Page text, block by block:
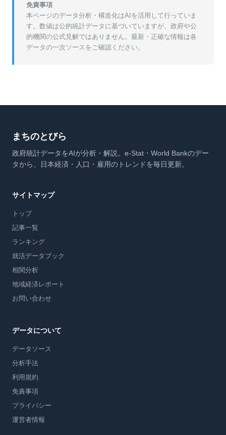
免責事項
本ページのデータ分析・構造化はAIを活用して行っていま
す。数値は公的統計データに基づいていますが、政府や公
的機関の公式見解ではありません。最新・正確な情報は各
データの一次ソースをご確認ください。
まちのとびら
政府統計データをAIが分析・解説。e-Stat・World Bankのデー
タから、日本経済・人口・雇用のトレンドを毎日更新。
サイトマップ
トップ
記事一覧
ランキング
就活データブック
相関分析
地域経済レポート
お問い合わせ
データについて
データソース
分析手法
利用規約
免責事項
プライバシー
運営者情報